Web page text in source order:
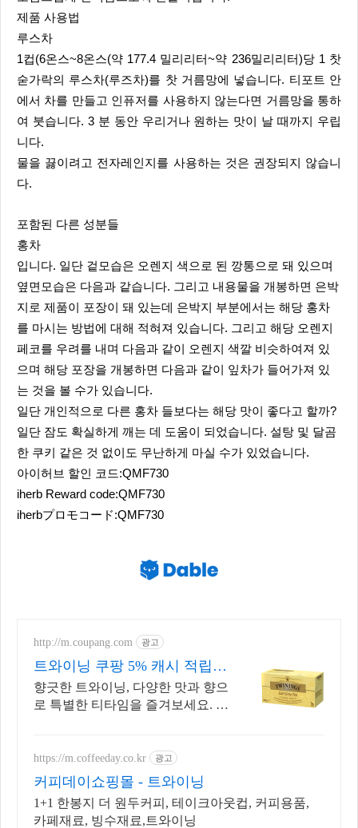
제품 사용법
루스차
1컵(6온스~8온스(약 177.4 밀리리터~약 236밀리리터)당 1 찻
숟가락의 루스차(루즈차)를 찻 거름망에 넣습니다. 티포트 안
에서 차를 만들고 인퓨저를 사용하지 않는다면 거름망을 통하
여 붓습니다. 3 분 동안 우리거나 원하는 맛이 날 때까지 우립
니다.
물을 끓이려고 전자레인지를 사용하는 것은 권장되지 않습니
다.
포함된 다른 성분들
홍차
입니다. 일단 겉모습은 오렌지 색으로 된 깡통으로 돼 있으며
옆면모습은 다음과 같습니다. 그리고 내용물을 개봉하면 은박
지로 제품이 포장이 돼 있는데 은박지 부분에서는 해당 홍차
를 마시는 방법에 대해 적혀져 있습니다. 그리고 해당 오렌지
페코를 우려를 내며 다음과 같이 오렌지 색깔 비슷하여져 있
으며 해당 포장을 개봉하면 다음과 같이 잎차가 들어가져 있
는 것을 볼 수가 있습니다.
일단 개인적으로 다른 홍차 들보다는 해당 맛이 좋다고 할까?
일단 잠도 확실하게 깨는 데 도움이 되었습니다. 설탕 및 달곰
한 쿠키 같은 것 없이도 무난하게 마실 수가 있었습니다.
아이허브 할인 코드:QMF730
iherb Reward code:QMF730
iherbプロモコード:QMF730
http://m.coupang.com 광고
트와이닝 쿠팡 5% 캐시 적립
혜택
향긋한 트와이닝, 다양한 맛과 향으
로 특별한 티타임을 즐겨보세요. 커
https://m.coffeeday.co.kr 광고
커피데이쇼핑몰 - 트와이닝
1+1 한봉지 더 원두커피, 테이크아웃컵, 커피용품,
카페재료, 빙수재료,트와이닝